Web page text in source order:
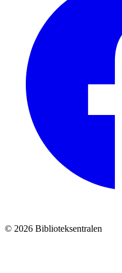
© 2026 Biblioteksentralen